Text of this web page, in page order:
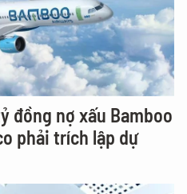
đồng nợ xấu Bamboo
phải trích lập dự